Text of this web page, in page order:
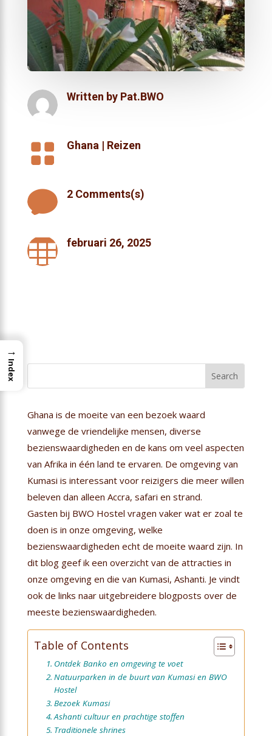
Written by Pat.BWO
 Ghana | Reizen
 2 Comments(s)
 februari 26, 2025
Ghana is de moeite van een bezoek waard
vanwege de vriendelijke mensen, diverse
bezienswaardigheden en de kans om veel aspecten
van Afrika in één land te ervaren. De omgeving van
Kumasi is interessant voor reizigers die meer willen
beleven dan alleen Accra, safari en strand.
Gasten bij BWO Hostel vragen vaker wat er zoal te
doen is in onze omgeving, welke
bezienswaardigheden echt de moeite waard zijn. In
dit blog geef ik een overzicht van de attracties in
onze omgeving en die van Kumasi, Ashanti. Je vindt
ook de links naar uitgebreidere blogposts over de
meeste bezienswaardigheden.
Table of Contents
Ontdek Banko en omgeving te voet
Natuurparken in de buurt van Kumasi en BWO
Hostel
Bezoek Kumasi
Ashanti cultuur en prachtige stoffen
Traditionele shrines
→
Index